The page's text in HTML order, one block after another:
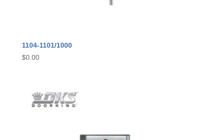
1104-1101/1000
$0.00